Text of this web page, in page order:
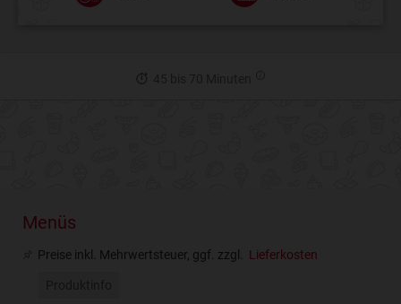
Menüs
Preise inkl. Mehrwertsteuer, ggf. zzgl. Lieferkosten